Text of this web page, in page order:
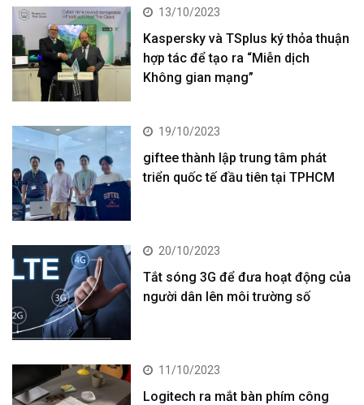
13/10/2023
Kaspersky và TSplus ký thỏa thuận
hợp tác để tạo ra “Miễn dịch
Không gian mạng”
19/10/2023
giftee thành lập trung tâm phát
triển quốc tế đầu tiên tại TPHCM
20/10/2023
Tắt sóng 3G để đưa hoạt động của
người dân lên môi trường số
11/10/2023
Logitech ra mắt bàn phím công